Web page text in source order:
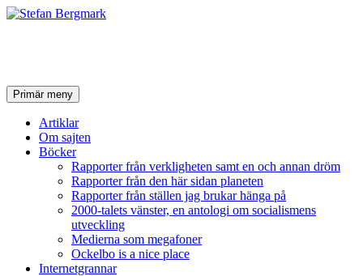
SökPrimär meny Hoppa
till
innehåll
Artiklar
Om sajten
Böcker
Rapporter från verkligheten samt en och annan dröm
Rapporter från den här sidan planeten
Rapporter från ställen jag brukar hänga på
2000-talets vänster, en antologi om socialismens
utveckling
Medierna som megafoner
Ockelbo is a nice place
Internetgrannar